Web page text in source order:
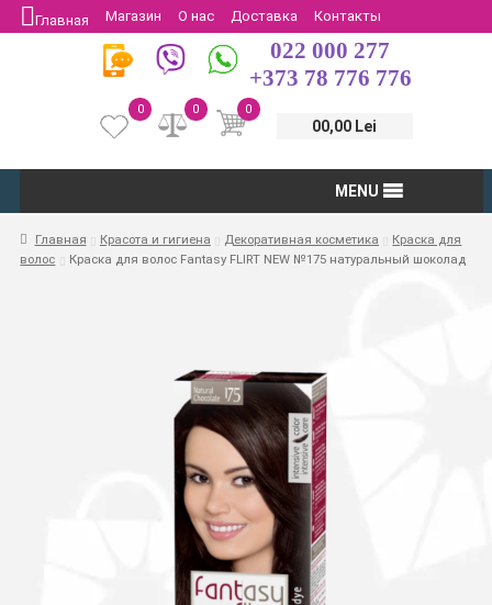
Главная Магазин О нас Доставка
Контакты
Защита потребителей
Возврат
022 000 277
+373 78 776 776
0
00,00 Lei
0
0
MENU
Главная Красота и гигиена Декоративная косметика
Краска для
волос
Краска для волос Fantasy FLIRT NEW №175 натуральный шоколад